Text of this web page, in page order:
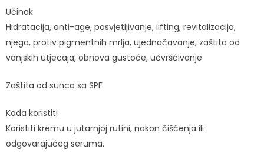
Učinak
Hidratacija, anti-age, posvjetljivanje, lifting, revitalizacija,
njega, protiv pigmentnih mrlja, ujednačavanje, zaštita od
vanjskih utjecaja, obnova gustoće, učvršćivanje
Zaštita od sunca sa SPF
Kada koristiti
Koristiti kremu u jutarnjoj rutini, nakon čišćenja ili
odgovarajućeg seruma.